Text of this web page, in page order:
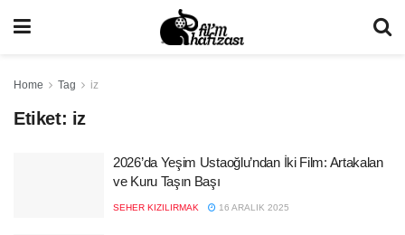
Home Tag iz
Etiket: iz
2026’da Yeşim Ustaoğlu’ndan İki Film: Artakalan
ve Kuru Taşın Başı
SEHER KIZILIRMAK 16 ARALIK 2025